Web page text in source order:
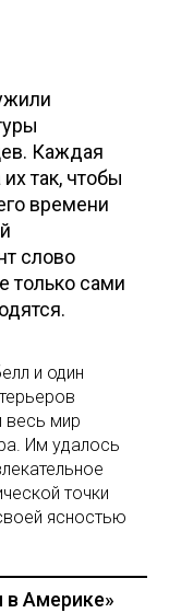
Каждая
так, чтобы
времени
слово
только сами
и один
весь мир
Им удалось
точки
ясностью
в Америке»